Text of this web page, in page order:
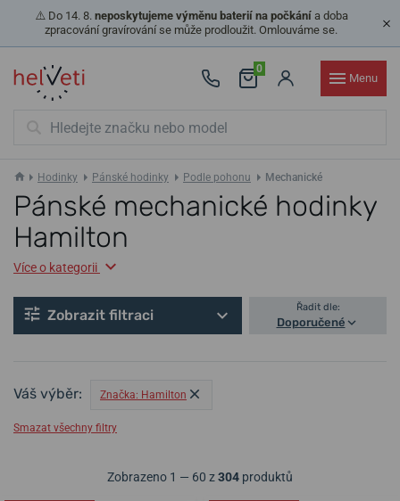
⚠️ Do 14. 8. neposkytujeme výměnu baterií na počkánía doba
zpracování gravírování se může prodloužit. Omlouváme se.
0
Menu
Hodinky Pánské hodinky Podle pohonu Mechanické
Pánské mechanické hodinky
Hamilton
Více o kategorii
Zobrazit filtraci Řadit dle:
Doporučené
Váš výběr: Značka: Hamilton
Smazat všechny filtry
Zobrazeno 1 — 60 z304 produktů